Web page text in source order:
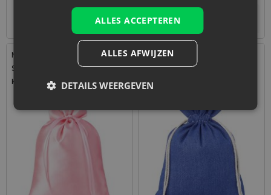
– verp.
Maat: 15x20 cm
Stof: Satijn
Kleur:
Maat: 18x24 cm
Stof: Katoen
Kleur:
ALLES ACCEPTEREN
ALLES AFWIJZEN
DETAILS WEERGEVEN